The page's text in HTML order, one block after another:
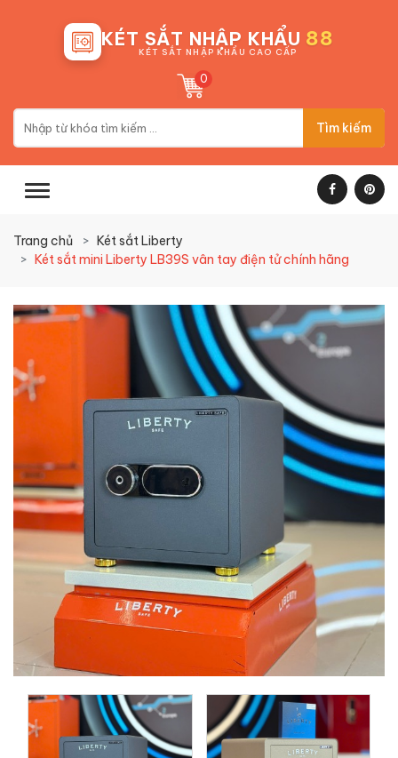
KÉT SẮT NHẬP KHẨU 88
KÉT SẮT NHẬP KHẨU CAO CẤP
0
Tìm kiếm
Trang chủ
Két sắt Liberty
Két sắt mini Liberty LB39S vân tay điện tử chính hãng